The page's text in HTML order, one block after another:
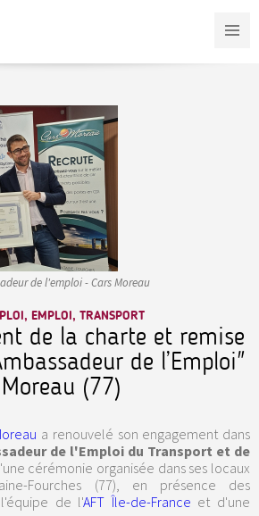
de l'emploi - Cars Moreau
EMPLOI, TRANSPORT
de la charte et remise
de l’Emploi"
(77)
a renouvelé son engagement dans
de l'Emploi du Transport et de
cérémonie organisée dans ses locaux
Fourches (77), en présence des
de l'AFT Île-de-France et d'une